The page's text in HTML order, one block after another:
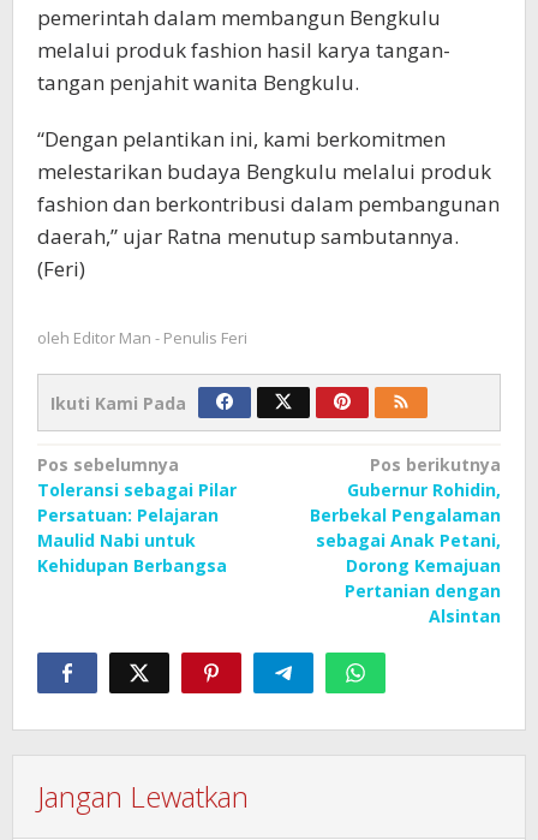
pemerintah dalam membangun Bengkulu
melalui produk fashion hasil karya tangan-
tangan penjahit wanita Bengkulu.
“Dengan pelantikan ini, kami berkomitmen
melestarikan budaya Bengkulu melalui produk
fashion dan berkontribusi dalam pembangunan
daerah,” ujar Ratna menutup sambutannya.
(Feri)
oleh Editor Man - Penulis Feri
Ikuti Kami Pada
Navigasi
pos
Pos sebelumnya
Toleransi sebagai Pilar
Persatuan: Pelajaran
Maulid Nabi untuk
Kehidupan Berbangsa
Pos berikutnya
Gubernur Rohidin,
Berbekal Pengalaman
sebagai Anak Petani,
Dorong Kemajuan
Pertanian dengan
Alsintan
Jangan Lewatkan